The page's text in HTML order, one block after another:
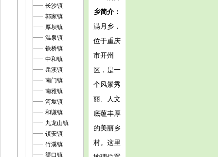
长沙镇
郭家镇
厚坝镇
温泉镇
铁桥镇
中和镇
岳溪镇
南门镇
南雅镇
河堰镇
和谦镇
九龙山镇
镇安镇
竹溪镇
渠口镇
乡简介：
满月乡，
位于重庆
市开州
区，是一
个风景秀
丽、人文
底蕴丰厚
的美丽乡
村。这里